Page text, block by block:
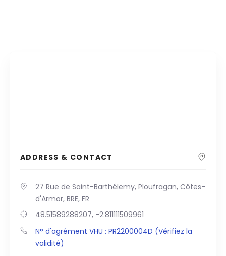
ADDRESS & CONTACT
27 Rue de Saint-Barthélemy, Ploufragan, Côtes-
d'Armor, BRE, FR
48.51589288207, -2.811111509961
N° d'agrément VHU : PR2200004D (Vérifiez la
validité)